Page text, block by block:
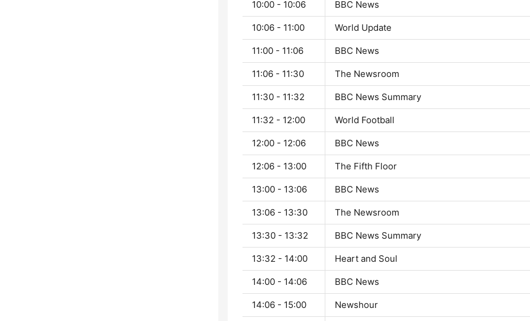
10:00 - 10:06 BBC News
10:06 - 11:00 World Update
11:00 - 11:06 BBC News
11:06 - 11:30 The Newsroom
11:30 - 11:32 BBC News Summary
11:32 - 12:00 World Football
12:00 - 12:06 BBC News
12:06 - 13:00 The Fifth Floor
13:00 - 13:06 BBC News
13:06 - 13:30 The Newsroom
13:30 - 13:32 BBC News Summary
13:32 - 14:00 Heart and Soul
14:00 - 14:06 BBC News
14:06 - 15:00 Newshour